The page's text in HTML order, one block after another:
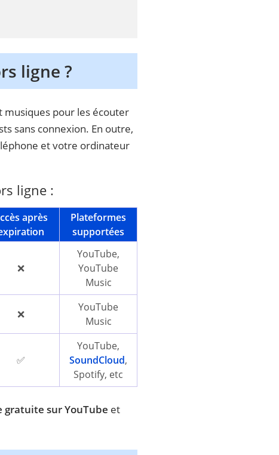
ligne ?
musiques pour les écouter
sans connexion. En outre,
et votre ordinateur
ligne :
après
Plateformes
supportées
❌
YouTube,
YouTube
Music
❌
YouTube
Music
✅
YouTube,
SoundCloud,
Spotify, etc
sur YouTube et